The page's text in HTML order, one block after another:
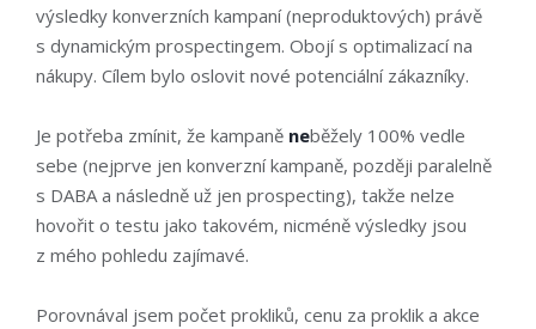
výsledky konverzních kampaní (neproduktových) právě
s dynamickým prospectingem. Obojí s optimalizací na
nákupy. Cílem bylo oslovit nové potenciální zákazníky.
Je potřeba zmínit, že kampaně neběžely 100% vedle
sebe (nejprve jen konverzní kampaně, později paralelně
s DABA a následně už jen prospecting), takže nelze
hovořit o testu jako takovém, nicméně výsledky jsou
z mého pohledu zajímavé.
Porovnával jsem počet prokliků, cenu za proklik a akce